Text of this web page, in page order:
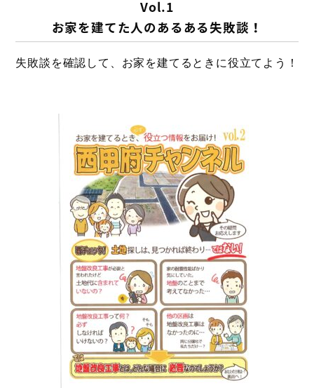
Vol.1
お家を建てた人のあるある失敗談！
失敗談を確認して、お家を建てるときに役立てよう！